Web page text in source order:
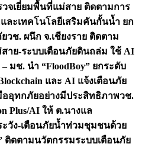
วจเยี่ยมพื้นที่แม่สาย ติดตามการ
ละเทคโนโลยีเสริมคันกั้นน้ำ ยก
วช. ผนึก จ.เชียงราย ติดตาม
าย-ระบบเตือนภัยดินถล่ม ใช้ AI
– มช. นำ “FloodBoy” ยกระดับ
และ AI แจ้งเตือนภัย
อุทกภัยอย่างมีประสิทธิภาพวช.
Plus/AI ให้ ต.นางแล
ะวัง-เตือนภัยน้ำท่วมชุมชนด้วย
ติดตามนวัตกรรมระบบเตือนภัย